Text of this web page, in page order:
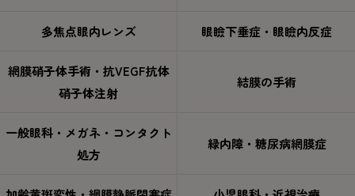
多焦点眼内レンズ 眼瞼下垂症・眼瞼内反症
網膜硝子体手術・抗VEGF抗体
硝子体注射
結膜の手術
一般眼科・メガネ・コンタクト
処方
緑内障・糖尿病網膜症